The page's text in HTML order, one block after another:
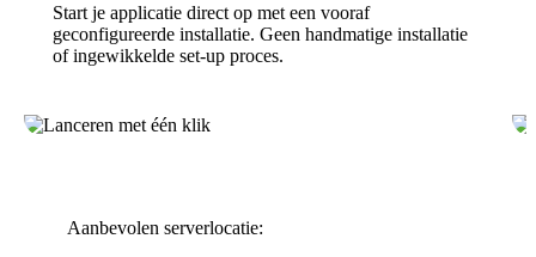
Start je applicatie direct op met een vooraf
geconfigureerde installatie. Geen handmatige installatie
of ingewikkelde set-up proces.
Aanbevolen serverlocatie: